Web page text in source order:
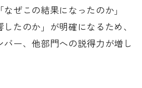
ぜこの結果になったのか」
したのか」が明確になるため、
ー、他部門への説得力が増し